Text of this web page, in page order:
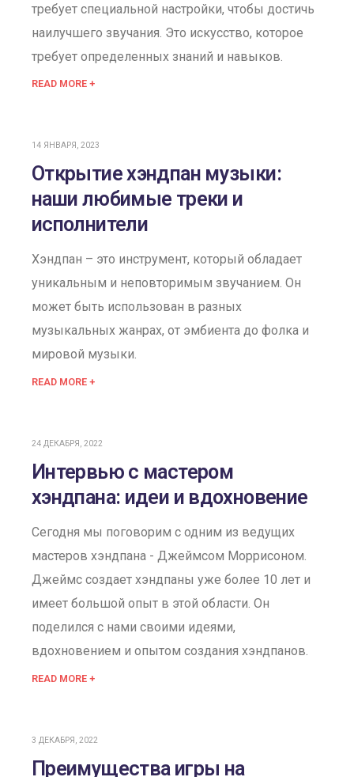
требует специальной настройки, чтобы достичь
наилучшего звучания. Это искусство, которое
требует определенных знаний и навыков.
READ MORE +
14 ЯНВАРЯ, 2023
Открытие хэндпан музыки:
наши любимые треки и
исполнители
Хэндпан – это инструмент, который обладает
уникальным и неповторимым звучанием. Он
может быть использован в разных
музыкальных жанрах, от эмбиента до фолка и
мировой музыки.
READ MORE +
24 ДЕКАБРЯ, 2022
Интервью с мастером
хэндпана: идеи и вдохновение
Сегодня мы поговорим с одним из ведущих
мастеров хэндпана - Джеймсом Моррисоном.
Джеймс создает хэндпаны уже более 10 лет и
имеет большой опыт в этой области. Он
поделился с нами своими идеями,
вдохновением и опытом создания хэндпанов.
READ MORE +
3 ДЕКАБРЯ, 2022
Преимущества игры на